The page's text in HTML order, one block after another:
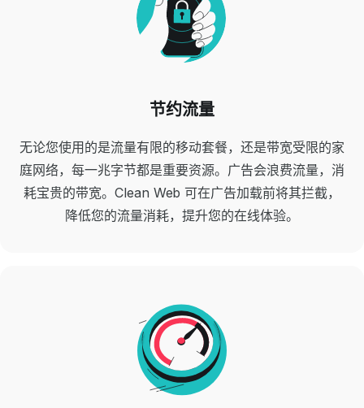
节约流量
无论您使用的是流量有限的移动套餐，还是带宽受限的家
庭网络，每一兆字节都是重要资源。广告会浪费流量，消
耗宝贵的带宽。Clean Web 可在广告加载前将其拦截，
降低您的流量消耗，提升您的在线体验。